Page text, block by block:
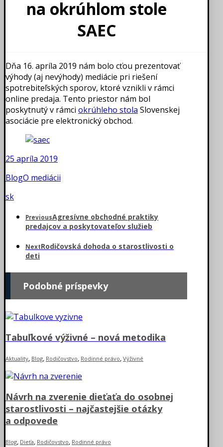
na okrúhlom stole
SAEC
Dňa 16. apríla 2019 nám bolo cťou prezentovať
výhody (aj nevýhody) mediácie pri riešení
spotrebiteľských sporov, ktoré vznikli v rámci
online predaja. Tento priestor nám bol
poskytnutý v rámci okrúhleho stola Slovenskej
asociácie pre elektronický obchod.
25 apríla 2019
BlogO mediácii
sk
PreviousAgresívne obchodné praktiky
predajcov a poskytovateľov služieb
NextRodičovská dohoda o starostlivosti o
deti
Podobné príspevky
Tabuľkové výživné – nová metodika
Aktuality, Blog, Rodičovstvo, Rodinné právo, Výživné
Návrh na zverenie dieťaťa do osobnej
starostlivosti – najčastejšie otázky
a odpovede
Blog, Dieťa, Rodičovstvo, Rodinné právo